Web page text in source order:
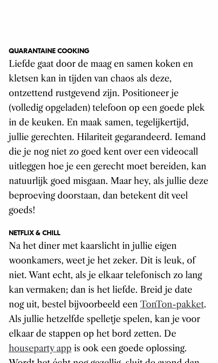
QUARANTAINE COOKING
Liefde gaat door de maag en samen koken en
kletsen kan in tijden van chaos als deze,
ontzettend rustgevend zijn. Positioneer je
(volledig opgeladen) telefoon op een goede plek
in de keuken. En maak samen, tegelijkertijd,
jullie gerechten. Hilariteit gegarandeerd. Iemand
die je nog niet zo goed kent over een videocall
uitleggen hoe je een gerecht moet bereiden, kan
natuurlijk goed misgaan. Maar hey, als jullie deze
beproeving doorstaan, dan betekent dit veel
goeds!
NETFLIX & CHILL
Na het diner met kaarslicht in jullie eigen
woonkamers, weet je het zeker. Dit is leuk, of
niet. Want echt, als je elkaar telefonisch zo lang
kan vermaken; dan is het liefde. Breid je date
nog uit, bestel bijvoorbeeld een TonTon-pakket.
Als jullie hetzelfde spelletje spelen, kan je voor
elkaar de stappen op het bord zetten. De
houseparty appis ook een goede oplossing.